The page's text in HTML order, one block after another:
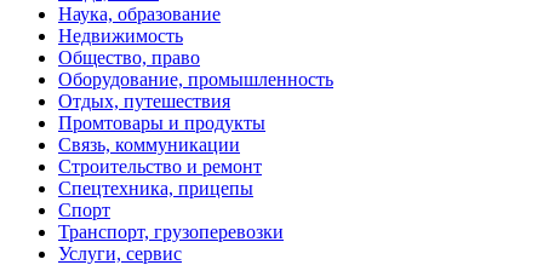
Наука, образование
Недвижимость
Общество, право
Оборудование, промышленность
Отдых, путешествия
Промтовары и продукты
Связь, коммуникации
Строительство и ремонт
Спецтехника, прицепы
Спорт
Транспорт, грузоперевозки
Услуги, сервис